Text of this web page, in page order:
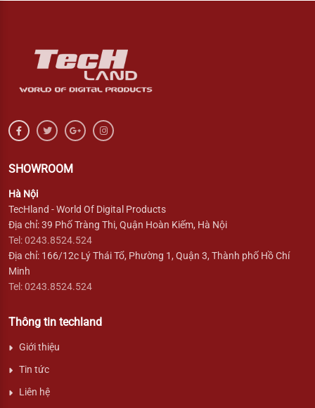
SHOWROOM
Hà Nội
TecHland - World Of Digital Products
Địa chỉ: 39 Phố Tràng Thi, Quận Hoàn Kiếm, Hà Nội
Tel: 0243.8524.524
Địa chỉ: 166/12c Lý Thái Tổ, Phường 1, Quận 3, Thành phố Hồ Chí
Minh
Tel: 0243.8524.524
Thông tin techland
Giới thiệu
Tin tức
Liên hệ